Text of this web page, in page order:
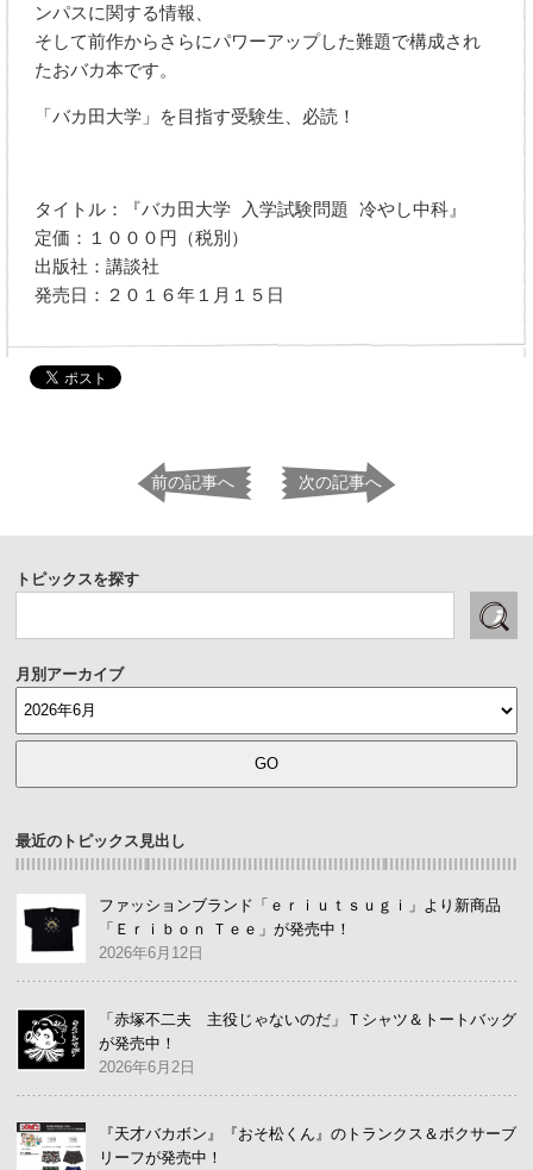
ンパスに関する情報、
そして前作からさらにパワーアップした難題で構成され
たおバカ本です。
「バカ田大学」を目指す受験生、必読！
タイトル：『バカ田大学 入学試験問題 冷やし中科』
定価：１０００円（税別）
出版社：講談社
発売日：２０１６年１月１５日
前の記事へ 次の記事へ
トピックスを探す
月別アーカイブ
最近のトピックス見出し
ファッションブランド「ｅｒｉｕｔｓｕｇｉ」より新商品
「Ｅｒｉｂｏｎ Ｔｅｅ」が発売中！
2026年6月12日
「赤塚不二夫 主役じゃないのだ」Ｔシャツ＆トートバッグ
が発売中！
2026年6月2日
『天才バカボン』『おそ松くん』のトランクス＆ボクサーブ
リーフが発売中！